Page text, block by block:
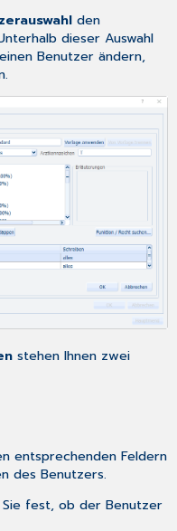
den
dieser Auswahl
Benutzer ändern,
stehen Ihnen zwei
entsprechenden Feldern
des Benutzers.
fest, ob der Benutzer